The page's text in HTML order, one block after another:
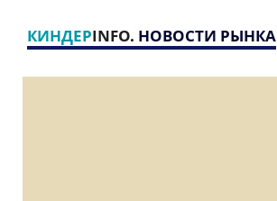
КИНДЕРINFO. НОВОСТИ РЫНКА